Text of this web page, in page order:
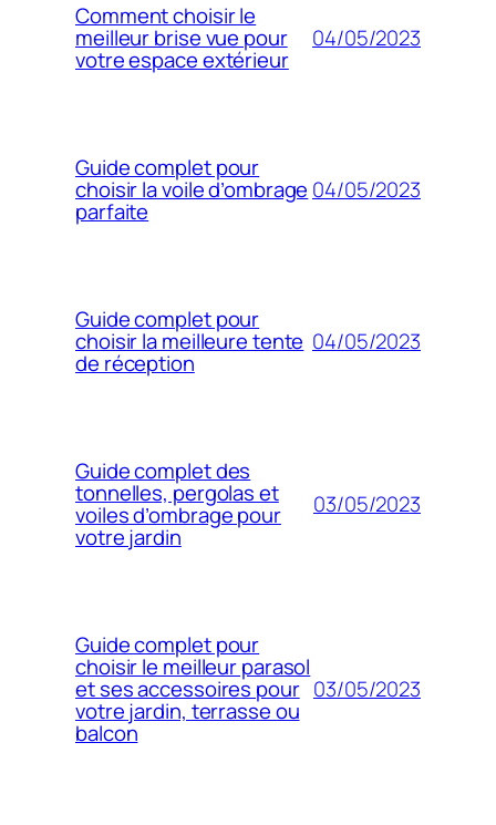
Comment choisir le
meilleur brise vue pour
votre espace extérieur
04/05/2023
Guide complet pour
choisir la voile d’ombrage
parfaite
04/05/2023
Guide complet pour
choisir la meilleure tente
de réception
04/05/2023
Guide complet des
tonnelles, pergolas et
voiles d’ombrage pour
votre jardin
03/05/2023
Guide complet pour
choisir le meilleur parasol
et ses accessoires pour
votre jardin, terrasse ou
balcon
03/05/2023